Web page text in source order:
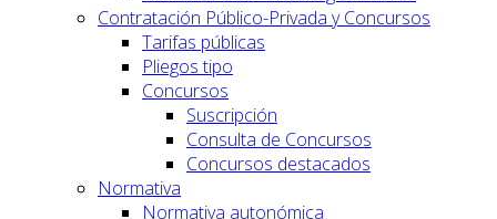
Contratación Público-Privada y Concursos
Tarifas públicas
Pliegos tipo
Concursos
Suscripción
Consulta de Concursos
Concursos destacados
Normativa
Normativa autonómica